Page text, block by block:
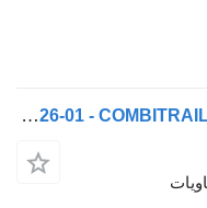
Nooteboom CT-53-04D + CT-26-01 - COMBITRAILER - 2X20-30-40-45 FT HC - 3X L